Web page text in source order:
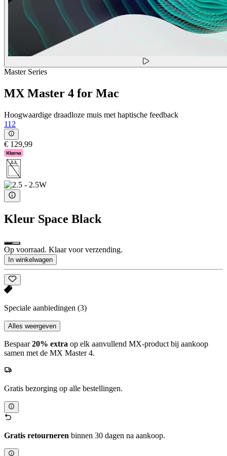
Master Series
MX Master 4 for Mac
Hoogwaardige draadloze muis met haptische feedback
112
€ 129,99
Kleur Space Black
Op voorraad. Klaar voor verzending.
In winkelwagen
Speciale aanbiedingen (3)
Alles weergeven
Bespaar20% extra op elk aanvullend MX-product bij aankoop
samen met de MX Master 4.
Gratis bezorging op alle bestellingen.
Gratis retourneren binnen 30 dagen na aankoop.